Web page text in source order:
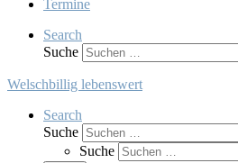
Termine
Search
Suche
Welschbillig lebenswert
Search
Suche
Suche